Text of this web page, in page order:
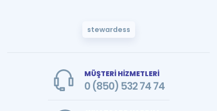
stewardess
MÜŞTERİ HİZMETLERİ
0 (850) 532 74 74